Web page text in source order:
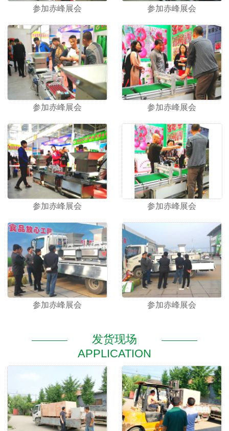
参加赤峰展会 参加赤峰展会
参加赤峰展会 参加赤峰展会
参加赤峰展会 参加赤峰展会
参加赤峰展会 参加赤峰展会
发货现场
APPLICATION